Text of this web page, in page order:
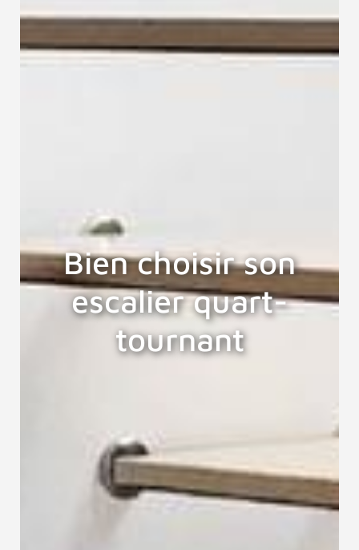
Bien choisir son
escalier quart-
tournant